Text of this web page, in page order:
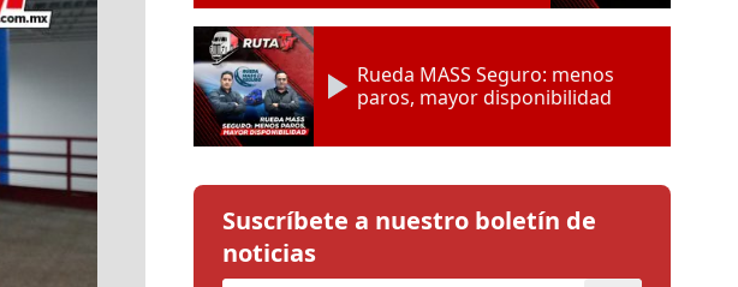
Rueda MASS Seguro: menos
paros, mayor disponibilidad
Suscríbete a nuestro boletín de
noticias